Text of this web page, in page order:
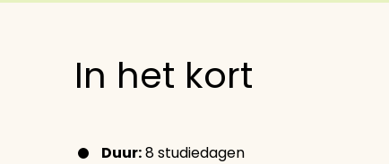
In het kort
Duur:8 studiedagen